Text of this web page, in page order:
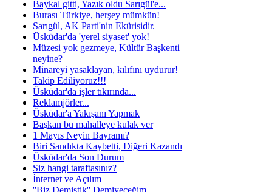
Baykal gitti, Yazık oldu Sarıgül'e...
Burası Türkiye, herşey mümkün!
Sarıgül, AK Parti'nin Ekürisidir.
Üsküdar'da 'yerel siyaset' yok!
Müzesi yok gezmeye, Kültür Başkenti
neyine?
Minareyi yasaklayan, kılıfını uydurur!
Takip Ediliyoruz!!!
Üsküdar'da işler tıkırında...
Reklamjörler...
Üsküdar'a Yakışanı Yapmak
Başkan bu mahalleye kulak ver
1 Mayıs Neyin Bayramı?
Biri Sandıkta Kaybetti, Diğeri Kazandı
Üsküdar'da Son Durum
Siz hangi taraftasınız?
İnternet ve Açılım
''Biz Demiştik'' Demiyeceğim